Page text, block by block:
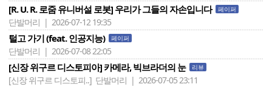
[R. U. R. 로줌 유니버설 로봇] 우리가 그들의 자손입니다 페이퍼
단발머리 | 2026-07-12 19:35
털고 가기 (feat. 인공지능) 페이퍼
단발머리 | 2026-07-08 22:05
[신장 위구르 디스토피아] 카메라, 빅브라더의 눈 리뷰
[신장 위구르 디스토피..] 단발머리 | 2026-07-05 23:11